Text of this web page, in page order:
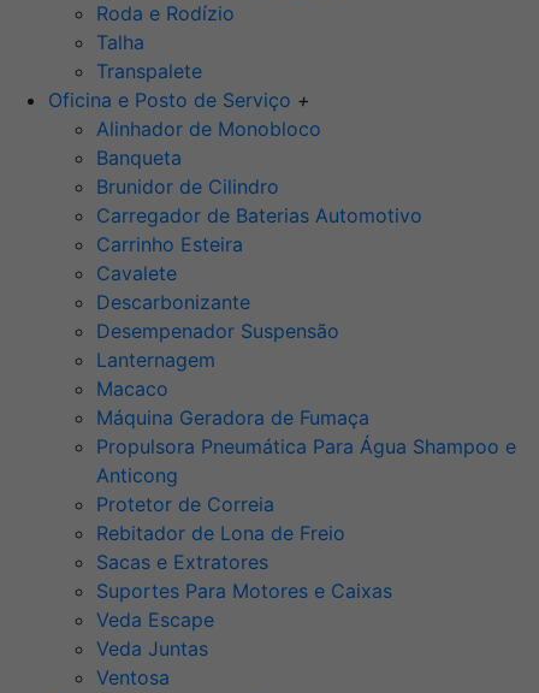
Roda e Rodízio
Talha
Transpalete
Oficina e Posto de Serviço +
Alinhador de Monobloco
Banqueta
Brunidor de Cilindro
Carregador de Baterias Automotivo
Carrinho Esteira
Cavalete
Descarbonizante
Desempenador Suspensão
Lanternagem
Macaco
Máquina Geradora de Fumaça
Propulsora Pneumática Para Água Shampoo e
Anticong
Protetor de Correia
Rebitador de Lona de Freio
Sacas e Extratores
Suportes Para Motores e Caixas
Veda Escape
Veda Juntas
Ventosa